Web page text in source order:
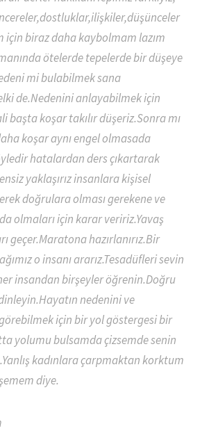
için biraz daha kaybolmam lazım
ötelerde tepelerde bir düşeye
mi bulabilmek sana
de.Nedenini anlayabilmek için
başta koşar takılır düşeriz.Sonra mı
koşar aynı engel olmasada
hatalardan ders çıkartarak
yaklaşırız insanlara kişisel
doğrulara olması gerekene ve
olmaları için karar veririz.Yavaş
geçer.Maratona hazırlanırız.Bir
o insanı ararız.Tesadüfleri sevin
insandan birşeyler öğrenin.Doğru
nedenini ve
için bir yol göstergesi bir
yolumu bulsamda çizsemde senin
kadınlara çarpmaktan korktum
diye.